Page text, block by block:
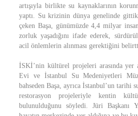
artışıyla birlikte su kaynaklarının
yaptı. Su krizinin dünya genelinde
çeken Başa, günümüzde 4,4 milyar
zorluk yaşadığını ifade ederek,
acil önlemlerin alınması gerektiğini
İSKİ’nin kültürel projeleri arasında
Evi ve İstanbul Su Medeniyetleri
bahseden Başa, ayrıca İstanbul’un tarihi
restorasyon projeleriyle kentin
bulunulduğunu söyledi. Jüri Başkanı